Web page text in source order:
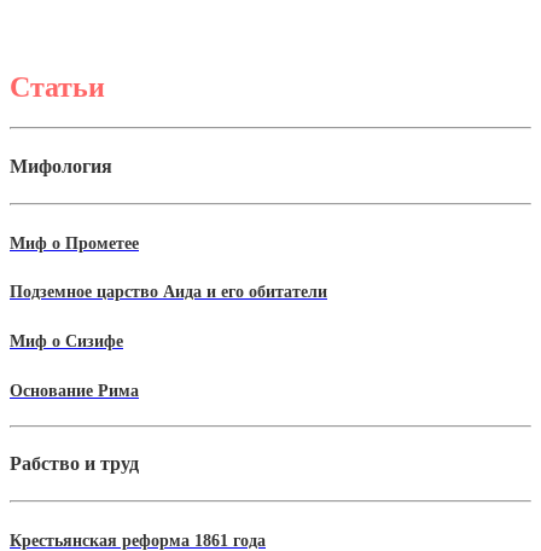
Статьи
Мифология
Миф о Прометее
Подземное царство Аида и его обитатели
Миф о Сизифе
Основание Рима
Рабство и труд
Крестьянская реформа 1861 года